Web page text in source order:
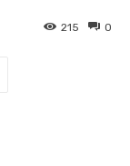
0
215